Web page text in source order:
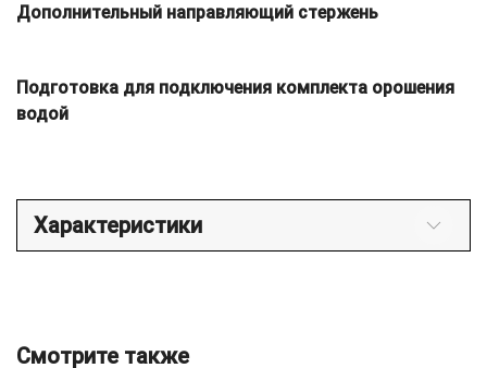
Дополнительный направляющий стержень
Подготовка для подключения комплекта орошения
водой
Характеристики
Смотрите также